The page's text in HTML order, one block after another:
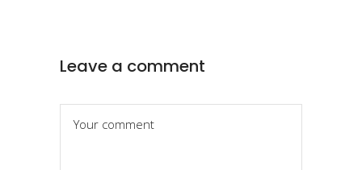
Leave a comment